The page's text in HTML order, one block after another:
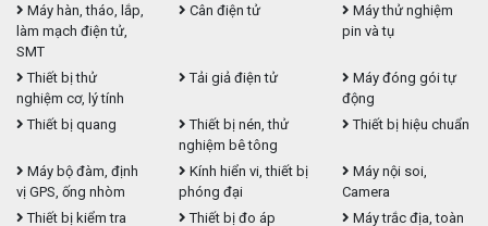
Máy hàn, tháo, lắp,
làm mạch điện tử,
SMT
Cân điện tử
Máy thử nghiệm
pin và tụ
Thiết bị thử
nghiệm cơ, lý tính
Tải giả điện tử
Máy đóng gói tự
động
Thiết bị quang
Thiết bị nén, thử
nghiệm bê tông
Thiết bị hiệu chuẩn
Máy bộ đàm, định
vị GPS, ống nhòm
Kính hiển vi, thiết bị
phóng đại
Máy nội soi,
Camera
Thiết bị kiểm tra
Thiết bị đo áp
Máy trắc địa, toàn